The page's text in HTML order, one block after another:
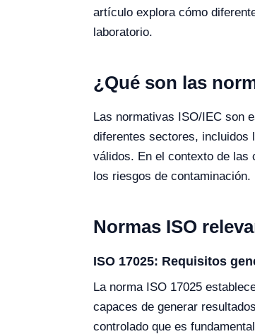
artículo explora cómo
laboratorio.
¿Qué son las
Las normativas ISO/IEC son
diferentes sectores, incluidos
válidos. En el contexto de las
los riesgos de contaminación.
Normas ISO
ISO 17025: Requisitos
La norma ISO 17025
capaces de generar
controlado que es